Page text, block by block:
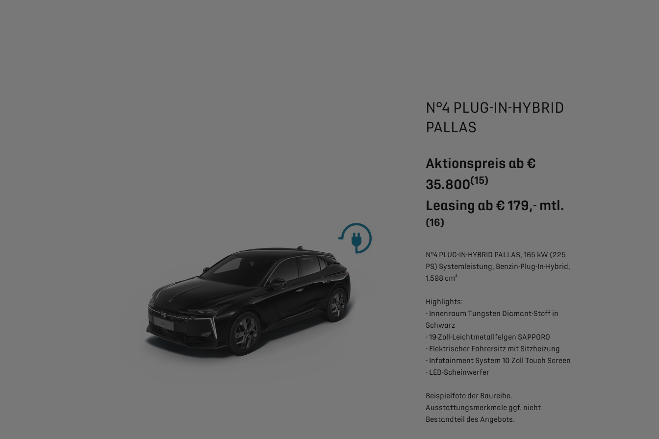
N°4 PLUG-IN-HYBRID
PALLAS
Aktionspreis ab €
35.800(15)
Leasing ab € 179,- mtl.
(16)
N°4 PLUG-IN-HYBRID PALLAS, 165 kW (225
PS) Systemleistung, Benzin-Plug-In-Hybrid,
1.598 cm³
Highlights:
- Innenraum Tungsten Diamant-Stoff in
Schwarz
- 19-Zoll-Leichtmetallfelgen SAPPORO
- Elektrischer Fahrersitz mit Sitzheizung
- Infotainment System 10 Zoll Touch Screen
- LED-Scheinwerfer
Beispielfoto der Baureihe.
Ausstattungsmerkmale ggf. nicht
Bestandteil des Angebots.